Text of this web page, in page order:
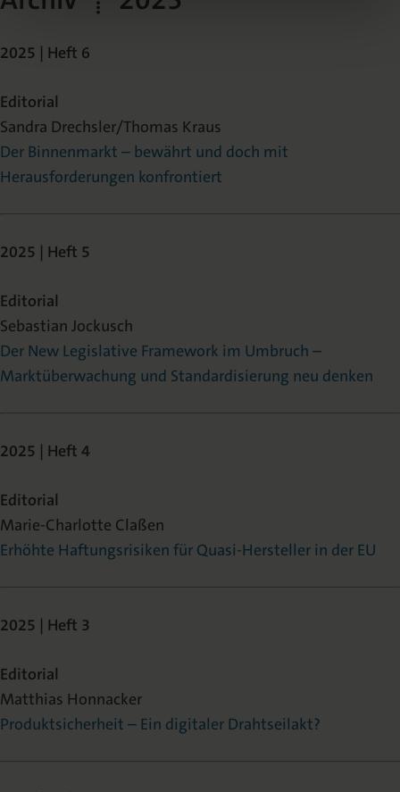
2025 | Heft 6
Editorial
Sandra Drechsler/Thomas Kraus
Der Binnenmarkt – bewährt und doch mit
Herausforderungen konfrontiert
2025 | Heft 5
Editorial
Sebastian Jockusch
Der New Legislative Framework im Umbruch –
Marktüberwachung und Standardisierung neu denken
2025 | Heft 4
Editorial
Marie-Charlotte Claßen
Erhöhte Haftungsrisiken für Quasi-Hersteller in der EU
2025 | Heft 3
Editorial
Matthias Honnacker
Produktsicherheit – Ein digitaler Drahtseilakt?